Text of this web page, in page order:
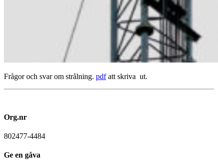
Frågor och svar om strålning. pdfatt skriva ut.
Org.nr
802477-4484
Ge en gåva